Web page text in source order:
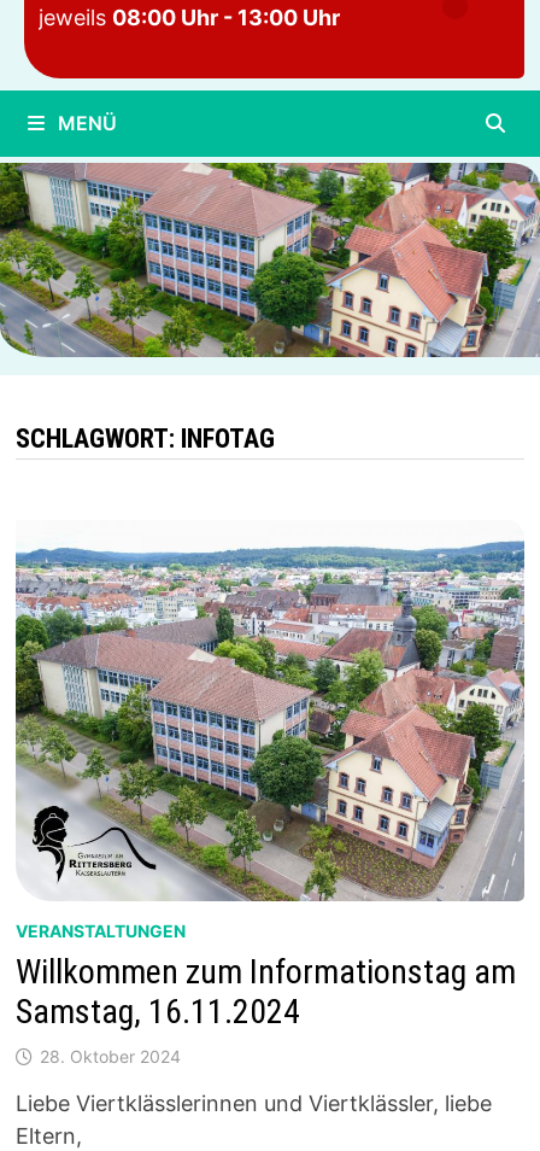
jeweils 08:00 Uhr - 13:00 Uhr
MENÜ
SCHLAGWORT: INFOTAG
VERANSTALTUNGEN
Willkommen zum Informationstag am
Samstag, 16.11.2024
28. Oktober 2024
Liebe Viertklässlerinnen und Viertklässler, liebe
Eltern,